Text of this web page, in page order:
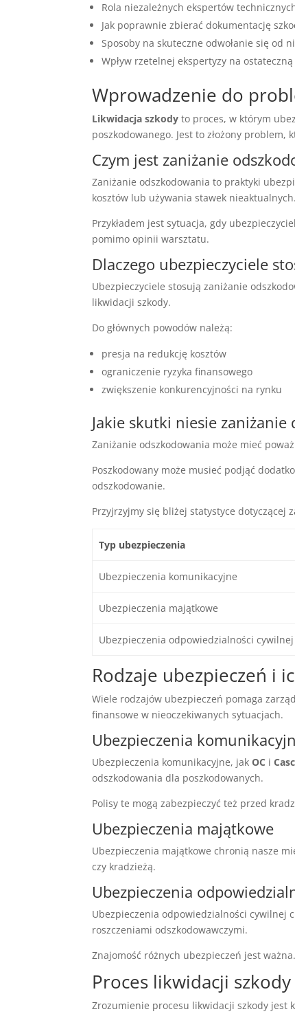
Rola niezależnych ekspertów
Jak poprawnie zbierać dokumentację
Sposoby na skuteczne odwołanie się od
Wpływ rzetelnej ekspertyzy na
Wprowadzenie do
Likwidacja szkody to proces, w którym
poszkodowanego. Jest to złożony
Czym jest zaniżanie
Zaniżanie odszkodowania to praktyki
kosztów lub używania stawek nieaktualnych.
Przykładem jest sytuacja, gdy
pomimo opinii warsztatu.
Dlaczego ubezpieczyciele
Ubezpieczyciele stosują zaniżanie
likwidacji szkody.
Do głównych powodów należą:
presja na redukcję kosztów
ograniczenie ryzyka finansowego
zwiększenie konkurencyjności na rynku
Jakie skutki niesie zaniżanie
Zaniżanie odszkodowania może mieć
Poszkodowany może musieć podjąć
odszkodowanie.
Przyjrzyjmy się bliżej statystyce dotyczącej
Typ ubezpieczenia
Ubezpieczenia komunikacyjne
Ubezpieczenia majątkowe
Ubezpieczenia odpowiedzialności cywilnej
Rodzaje ubezpieczeń i
Wiele rodzajów ubezpieczeń pomaga
finansowe w nieoczekiwanych sytuacjach.
Ubezpieczenia
Ubezpieczenia komunikacyjne, jakOC i
odszkodowania dla poszkodowanych.
Polisy te mogą zabezpieczyć też przed
Ubezpieczenia majątkowe
Ubezpieczenia majątkowe chronią nasze
czy kradzieżą.
Ubezpieczenia
Ubezpieczenia odpowiedzialności cywilnej
roszczeniami odszkodowawczymi.
Znajomość różnych ubezpieczeń jest
Proces likwidacji szkody
Zrozumienie procesu likwidacji szkody jest